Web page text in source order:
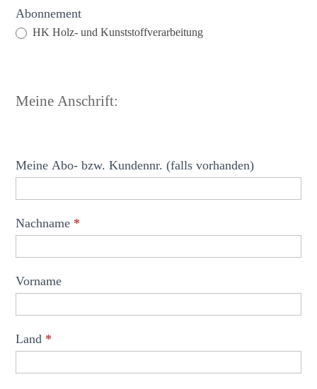
n
n
e
k
d
e
n
Abonnement
HK Holz- und Kunststoffverarbeitung
Meine Anschrift:
Meine Abo- bzw. Kundennr. (falls vorhanden)
Nachname *
Vorname
Land *